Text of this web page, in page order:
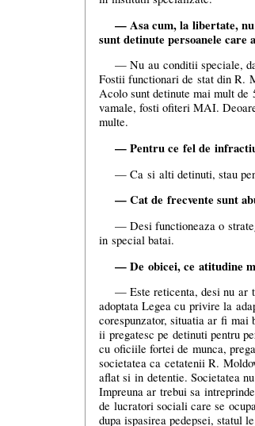
— Asa cum, la libertate,
sunt detinute persoanele
— Nu au conditii speciale,
Fostii functionari de stat din R.
Acolo sunt detinute mai mult
vamale, fosti ofiteri MAI.
multe.
— Pentru ce fel de
— Ca si alti detinuti, stau
— Cat de frecvente sunt
— Desi functioneaza o
in special batai.
— De obicei, ce atitudine
— Este reticenta, desi nu ar
adoptata Legea cu privire la
corespunzator, situatia ar fi mai
ii pregatesc pe detinuti pentru
cu oficiile fortei de munca,
societatea ca cetatenii R.
aflat si in detentie. Societatea
Impreuna ar trebui sa
de lucratori sociali care se
dupa ispasirea pedepsei, statul